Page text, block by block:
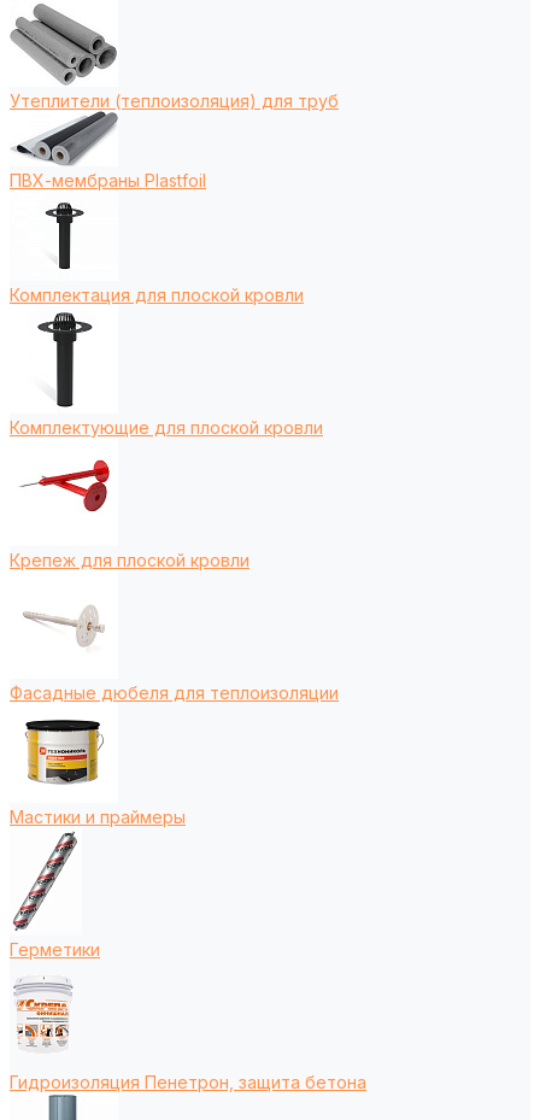
Утеплители (теплоизоляция) для труб
ПВХ-мембраны Plastfoil
Комплектация для плоской кровли
Комплектующие для плоской кровли
Крепеж для плоской кровли
Фасадные дюбеля для теплоизоляции
Мастики и праймеры
Герметики
Гидроизоляция Пенетрон, защита бетона